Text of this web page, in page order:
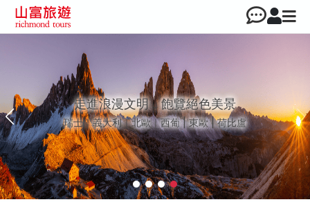
走進浪漫文明，飽覽絕色美景
瑞士｜義大利｜北歐｜西葡 | 東歐 | 荷比盧